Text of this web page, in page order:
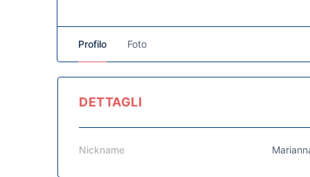
Profilo Foto
DETTAGLI
Nickname